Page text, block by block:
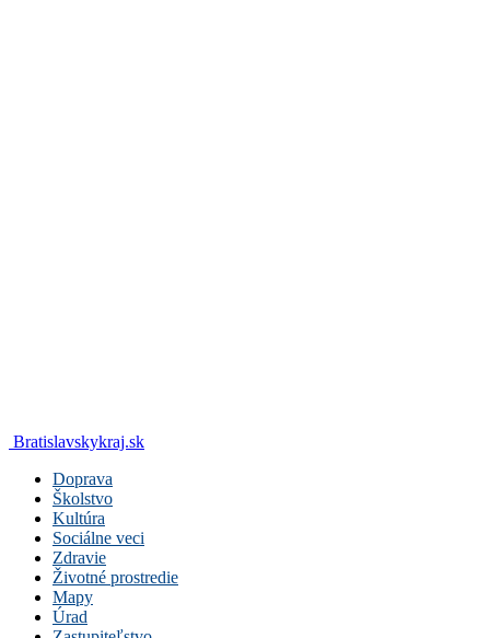
Bratislavskykraj.sk
Doprava
Školstvo
Kultúra
Sociálne veci
Zdravie
Životné prostredie
Mapy
Úrad